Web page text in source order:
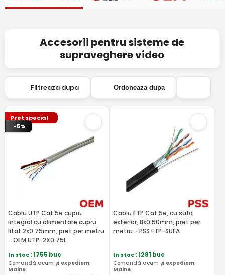
Accesorii pentru sisteme de
supraveghere video
Filtreaza dupa Ordoneaza dupa
Pret special
-5%
Cablu UTP Cat.5e cupru
integral cu alimentare cupru
litat 2x0.75mm, pret per metru
- OEM UTP-2X0.75L
In stoc: 1755 buc
Comandă acum și expediem
Maine
Cablu FTP Cat.5e, cu sufa
exterior, 8x0.50mm, pret per
metru - PSS FTP-SUFA
In stoc: 1281 buc
Comandă acum și expediem
Maine